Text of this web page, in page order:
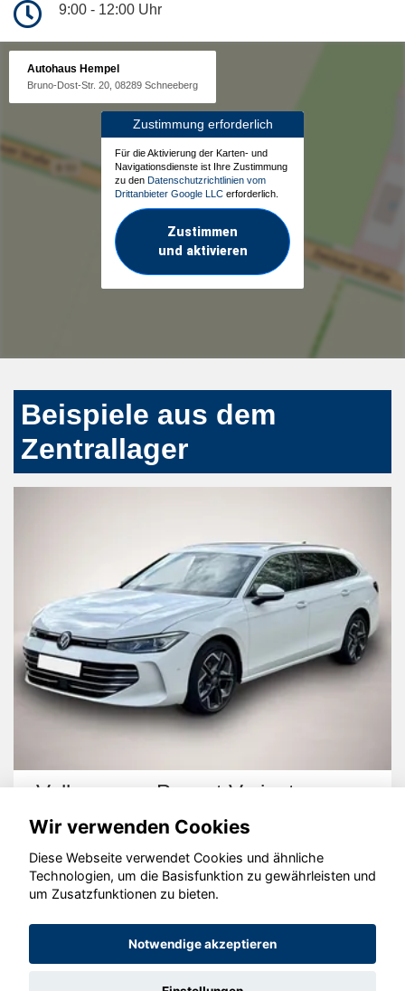
9:00 - 12:00 Uhr
Autohaus Hempel
Bruno-Dost-Str. 20, 08289 Schneeberg
Zustimmung erforderlich
Für die Aktivierung der Karten- und
Navigationsdienste ist Ihre Zustimmung
zu den Datenschutzrichtlinien vom
Drittanbieter Google LLC erforderlich.
Zustimmen
und aktivieren
Beispiele aus dem
Zentrallager
Volkswagen Passat Variant
© konjunkturmotor.de GmbH 2020 - 2026
Wir verwenden Cookies
Diese Webseite verwendet Cookies und ähnliche
Technologien, um die Basisfunktion zu gewährleisten und
um Zusatzfunktionen zu bieten.
Notwendige akzeptieren